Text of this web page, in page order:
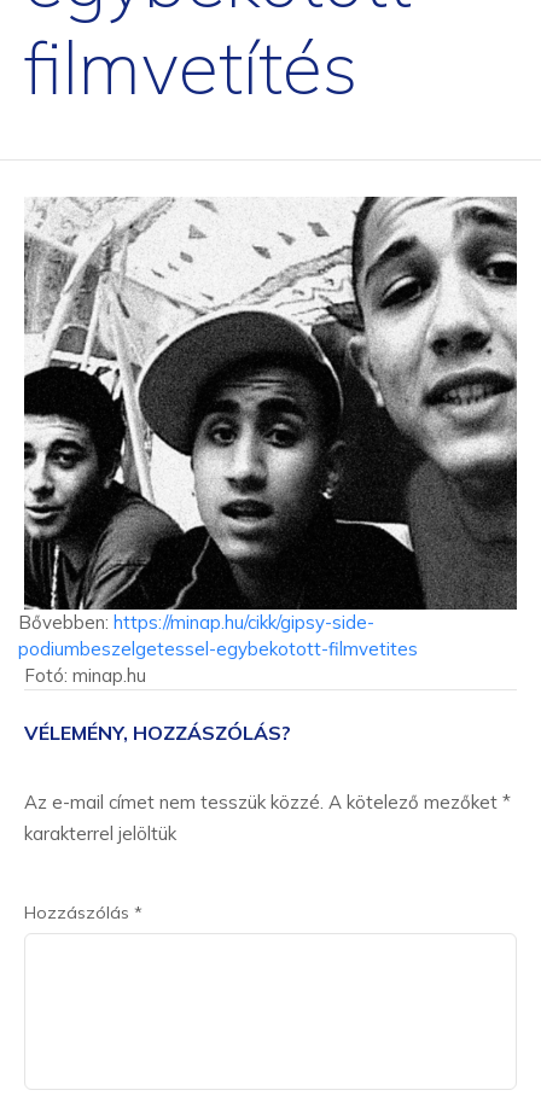
filmvetítés
Bővebben: https://minap.hu/cikk/gipsy-side-
podiumbeszelgetessel-egybekotott-filmvetites
Fotó: minap.hu
VÉLEMÉNY, HOZZÁSZÓLÁS?
Az e-mail címet nem tesszük közzé. A kötelező mezőket *
karakterrel jelöltük
Hozzászólás *